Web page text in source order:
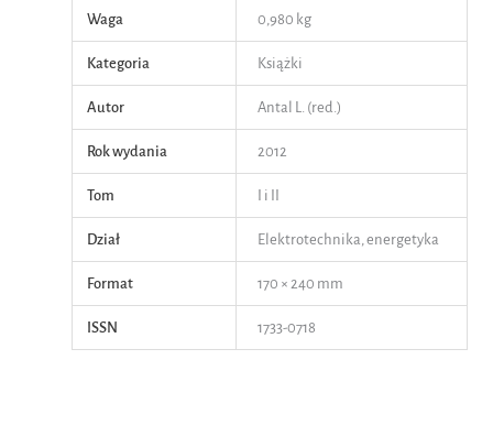
Waga 0,980 kg
Kategoria Książki
Autor Antal L. (red.)
Rok wydania 2012
Tom I i II
Dział Elektrotechnika, energetyka
Format 170 × 240 mm
ISSN 1733-0718